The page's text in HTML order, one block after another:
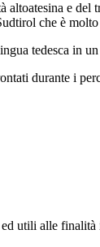
e
che è molto
tedesca in un
durante i
utili alle finalità